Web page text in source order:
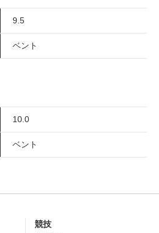
9.5
ベント
10.0
ベント
競技